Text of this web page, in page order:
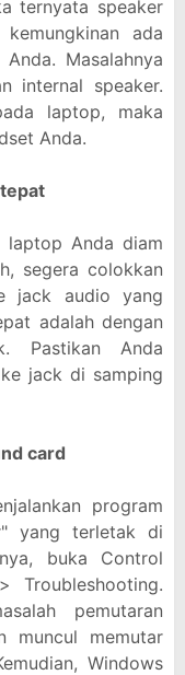
ternyata speaker
ada
Masalahnya
internal speaker.
laptop, maka
Anda.
laptop Anda diam
segera colokkan
jack audio yang
adalah dengan
Pastikan Anda
jack di samping
card
program
yang terletak di
buka Control
Troubleshooting.
pemutaran
muncul memutar
Windows